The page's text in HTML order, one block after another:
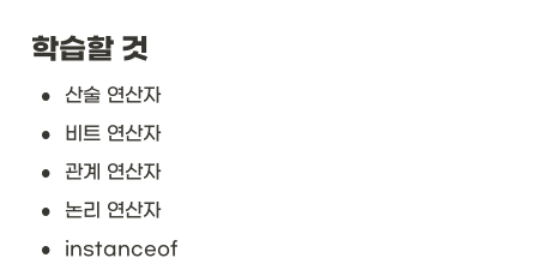
학습할 것
• 산술 연산자
• 비트 연산자
• 관계 연산자
• 논리 연산자
• instanceof